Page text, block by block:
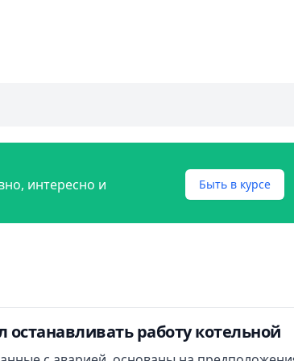
интересно и
Быть в курсе
останавливать работу котельной